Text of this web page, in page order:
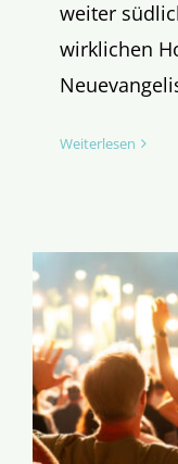
weiter
wirklichen
Weiterlesen